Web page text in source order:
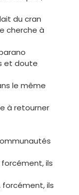
du cran
cherche à
et doute
le même
à retourner
ils
ils